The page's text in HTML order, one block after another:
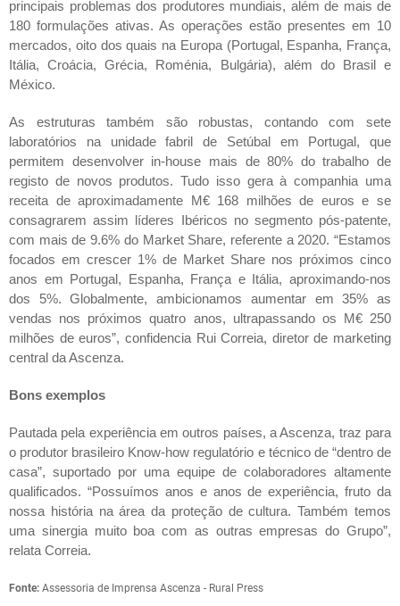
principais problemas dos produtores mundiais, além de mais de
180 formulações ativas. As operações estão presentes em 10
mercados, oito dos quais na Europa (Portugal, Espanha, França,
Itália, Croácia, Grécia, Roménia, Bulgária), além do Brasil e
México.
As estruturas também são robustas, contando com sete
laboratórios na unidade fabril de Setúbal em Portugal, que
permitem desenvolver in-house mais de 80% do trabalho de
registo de novos produtos. Tudo isso gera à companhia uma
receita de aproximadamente M€ 168 milhões de euros e se
consagrarem assim líderes Ibéricos no segmento pós-patente,
com mais de 9.6% do Market Share, referente a 2020. “Estamos
focados em crescer 1% de Market Share nos próximos cinco
anos em Portugal, Espanha, França e Itália, aproximando-nos
dos 5%. Globalmente, ambicionamos aumentar em 35% as
vendas nos próximos quatro anos, ultrapassando os M€ 250
milhões de euros”, confidencia Rui Correia, diretor de marketing
central da Ascenza.
Bons exemplos
Pautada pela experiência em outros países, a Ascenza, traz para
o produtor brasileiro Know-how regulatório e técnico de “dentro de
casa”, suportado por uma equipe de colaboradores altamente
qualificados. “Possuímos anos e anos de experiência, fruto da
nossa história na área da proteção de cultura. Também temos
uma sinergia muito boa com as outras empresas do Grupo”,
relata Correia.
Fonte: Assessoria de Imprensa Ascenza - Rural Press